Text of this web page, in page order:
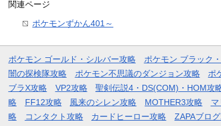
関連ページ
ポケモンずかん401～
ポケモン ゴールド・シルバー攻略 ポケモン ブラック
闇の探検隊攻略
ポケモン不思議のダンジョン攻略 ポ
ブラX攻略
VP2攻略 聖剣伝説4・DS(COM)・HOM攻
略
FF12攻略 風来のシレン攻略 MOTHER3攻略
略
コンタクト攻略 カードヒーロー攻略 ZAPAブロ